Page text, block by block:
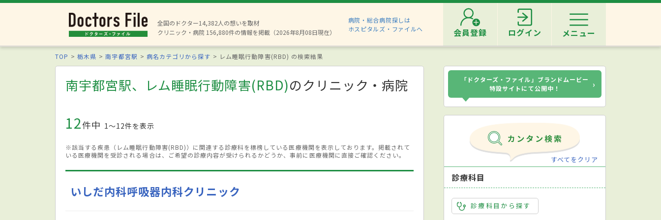
全国のドクター14,382人の想いを取材
クリニック・病院 156,880件の情報を掲載（2026年8月08日現在）
病院・総合病院探しは
ホスピタルズ・ファイルへ
会員登録 ログイン メニュー
TOP 栃木県 南宇都宮駅 病名カテゴリから探す レム睡眠行動障害(RBD) の検索結果
南宇都宮駅、レム睡眠行動障害(RBD)のクリニック・病院
12件中 1〜12件を表示
※該当する疾患（レム睡眠行動障害(RBD)）に関連する診療科を標榜している医療機関を表示しております。掲載されて
いる医療機関を受診される場合は、ご希望の診療内容が受けられるかどうか、事前に医療機関に直接ご確認ください。
いしだ内科呼吸器内科クリニック
「ドクターズ・ファイル」ブランドムービー
特設サイトにて公開中！
›
すべてをクリア
診療科目
診療科目から探す